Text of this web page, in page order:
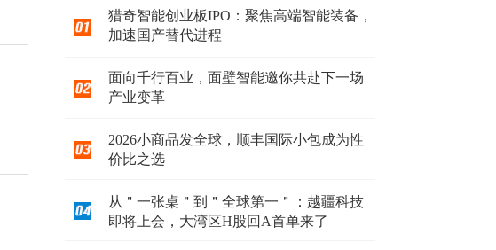
猎奇智能创业板IPO：聚焦高端智能装备，
加速国产替代进程
面向千行百业，面壁智能邀你共赴下一场
产业变革
2026小商品发全球，顺丰国际小包成为性
价比之选
从＂一张桌＂到＂全球第一＂：越疆科技
即将上会，大湾区H股回A首单来了